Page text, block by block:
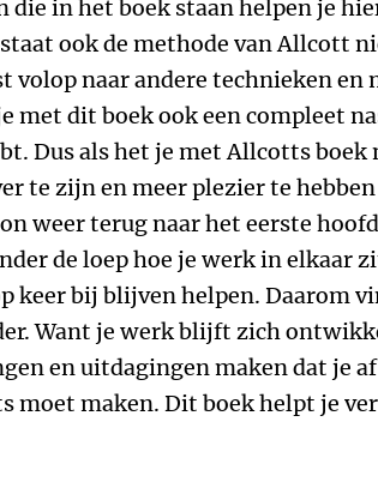
die in het boek staan helpen je
ook de methode van Allcott
volop naar andere technieken en
met dit boek ook een compleet
Dus als het je met Allcotts
te zijn en meer plezier te
weer terug naar het eerste
de loep hoe je werk in elkaar
keer bij blijven helpen. Daarom
Want je werk blijft zich
en uitdagingen maken dat je af
moet maken. Dit boek helpt je